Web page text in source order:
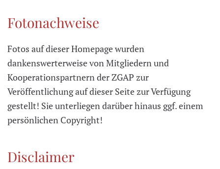
Fotonachweise
Fotos auf dieser Homepage wurden
dankenswerterweise von Mitgliedern und
Kooperationspartnern der ZGAP zur
Veröffentlichung auf dieser Seite zur Verfügung
gestellt! Sie unterliegen darüber hinaus ggf. einem
persönlichen Copyright!
Disclaimer